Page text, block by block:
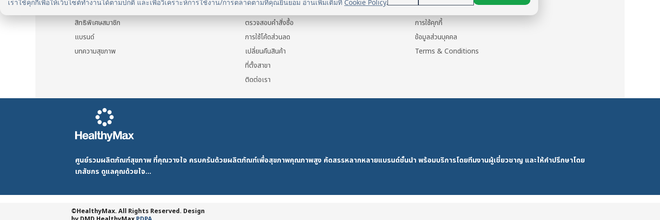
เราใช้คุกกี้เพื่อให้เว็บไซต์ทำงานได้ตามปกติ และเพื่อวิเคราะห์การใช้งาน/การตลาดตามที่คุณยินยอม อ่านเพิ่มเติมที่ Cookie Policy.
สิทธิพิเศษสมาชิก
แบรนด์
บทความสุขภาพ
แจ้งการชำระเงิน
ตรวจสอบคำสั่งซื้อ
การใช้โค้ดส่วนลด
เปลี่ยนคืนสินค้า
ที่ตั้งสาขา
ติดต่อเรา
ข้อมูลส่วนตัว
การใช้คุกกี้
ข้อมูลส่วนบุคคล
Terms & Conditions
ศูนย์รวมผลิตภัณฑ์สุขภาพ ที่คุณวางใจ ครบครันด้วยผลิตภัณฑ์เพื่อสุขภาพคุณภาพสูง คัดสรรหลากหลายแบรนด์ชั้นนำ พร้อมบริการโดยทีมงานผู้เชี่ยวชาญ และให้คำปรึกษาโดย
เภสัชกร ดูแลคุณด้วยใจ...
©HealthyMax. All Rights Reserved. Design